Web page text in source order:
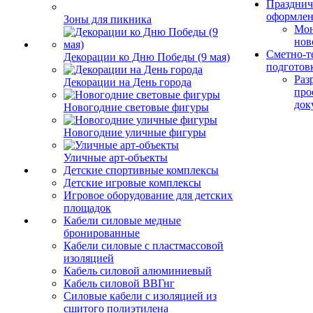
Зоны для пикника
Декорации ко Дню Победы (9 мая)
Декорации на День города
Новогодние световые фигуры
Новогодние уличные фигуры
Уличные арт-объекты
Детские спортивные комплексы
Детские игровые комплексы
Игровое оборудование для детских
площадок
Кабели силовые медные
бронированные
Кабели силовые с пластмассовой
изоляцией
Кабель силовой алюминиевый
Кабель силовой ВВГнг
Силовые кабели с изоляцией из
сшитого полиэтилена
Сметно-